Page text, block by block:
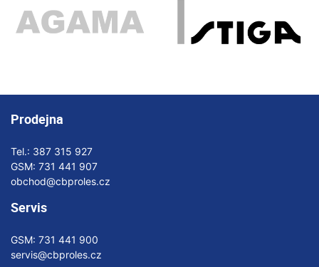
Prodejna
Tel.: 387 315 927
GSM: 731 441 907
obchod@cbproles.cz
Servis
GSM: 731 441 900
servis@cbproles.cz